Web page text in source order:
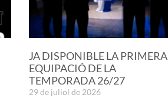
JA DISPONIBLE LA PRIMERA
EQUIPACIÓ DE LA
TEMPORADA 26/27
29 de juliol de 2026